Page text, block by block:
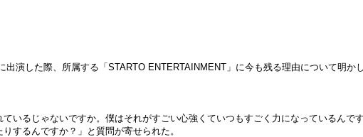
演した際、所属する「STARTO ENTERTAINMENT」に今も残る理由について明かし
いるじゃないですか。僕はそれがすごい心強くていつもすごく力になっているん
するんですか？」と質問が寄せられた。